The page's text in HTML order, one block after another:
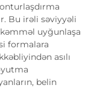
Bu irəli səviyyəli
uyğunlaşa
formalara
asılı
belin